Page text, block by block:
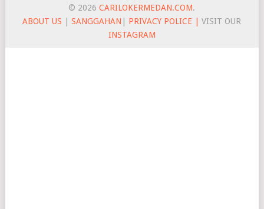
© 2026CARILOKERMEDAN.COM.
ABOUT US |SANGGAHAN PRIVACY POLICE |
VISIT OUR
INSTAGRAM